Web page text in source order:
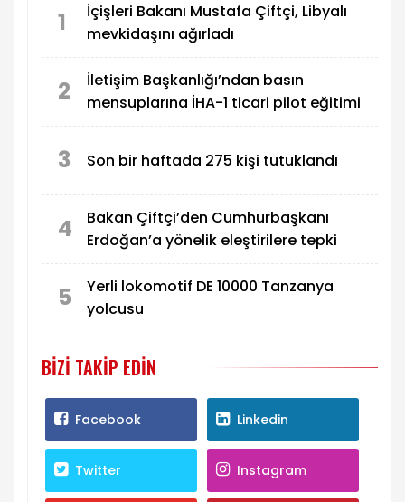
1
İçişleri Bakanı Mustafa Çiftçi, Libyalı
mevkidaşını ağırladı
2
İletişim Başkanlığı’ndan basın
mensuplarına İHA-1 ticari pilot eğitimi
3 Son bir haftada 275 kişi tutuklandı
4
Bakan Çiftçi’den Cumhurbaşkanı
Erdoğan’a yönelik eleştirilere tepki
5
Yerli lokomotif DE 10000 Tanzanya
yolcusu
BIZI TAKIP EDIN
Facebook Linkedin
Twitter Instagram